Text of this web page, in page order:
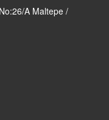
A Maltepe /